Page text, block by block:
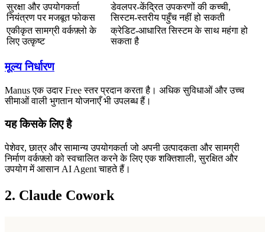
सुरक्षा और उपयोगकर्ता
नियंत्रण पर मजबूत फोकस
डेवलपर-केंद्रित उपकरणों की कच्ची,
सिस्टम-स्तरीय पहुँच नहीं हो सकती
एकीकृत सामग्री वर्कफ़्लो के
लिए उत्कृष्ट
क्रेडिट-आधारित सिस्टम के साथ महंगा हो
सकता है
मूल्य निर्धारण
Manus एक उदार Free स्तर प्रदान करता है। अधिक सुविधाओं और उच्च
सीमाओं वाली भुगतान योजनाएँ भी उपलब्ध हैं।
यह किसके लिए है
पेशेवर, छात्र और सामान्य उपयोगकर्ता जो अपनी उत्पादकता और सामग्री
निर्माण वर्कफ़्लो को स्वचालित करने के लिए एक शक्तिशाली, सुरक्षित और
उपयोग में आसान AI Agent चाहते हैं।
2. Claude Cowork